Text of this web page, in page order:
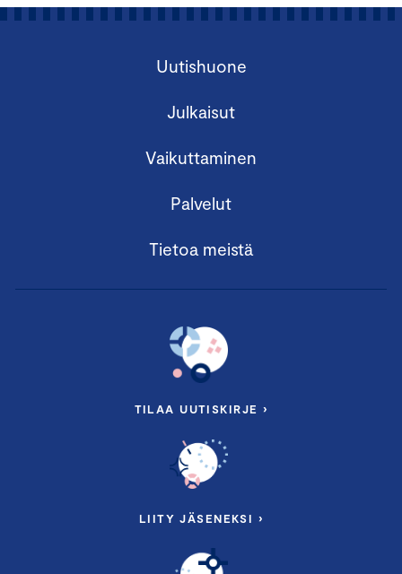
Uutishuone
Julkaisut
Vaikuttaminen
Palvelut
Tietoa meistä
TILAA UUTISKIRJE ›
LIITY JÄSENEKSI ›